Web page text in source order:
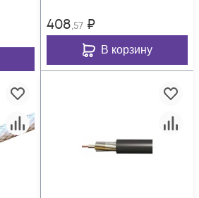
408,57 ₽
В корзину